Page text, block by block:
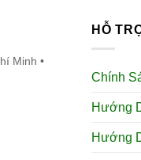
Minh •
HỖ
Chính
Hướng
Hướng